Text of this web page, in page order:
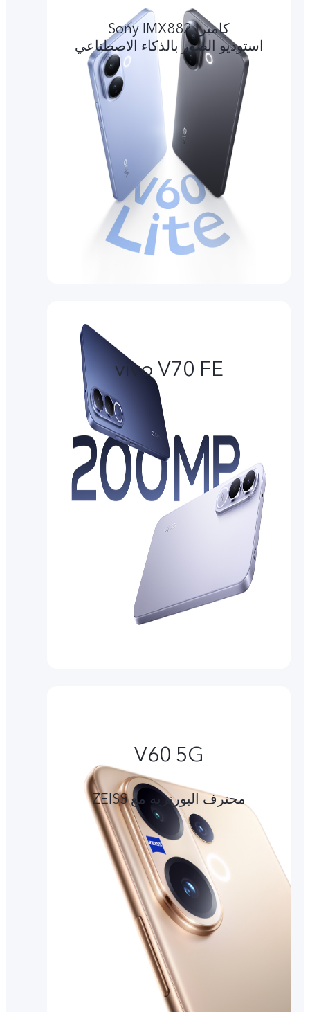
کامیرا Sony IMX882
استوديو الصور بالذكاء الاصطناعي
vivo V70 FE
V60 5G
محترف البورتريه مع ZEISS